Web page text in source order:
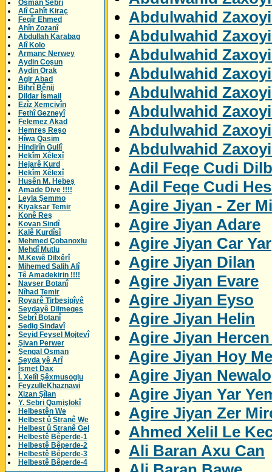
Osman Sebrî
Alî Cahît Kiraç
Feqîr Ehmed
Ahîn Zozanî
Abdullah Karabag
Alî Kolo
Armanc Nerwey
Aydin Coşun
Aydin Orak
Agir Abad
Bihrî Bênij
Dildar Îsmail
Ezîz Xemcivîn
Fethî Gezneyî
Felemez Akad
Hemreş Reşo
Hîwa Qasim
Hindirîn Gullî
Hekîm Xêlexî
Hejarê Kurd
Hekîm Xêlexî
Husên M. Hebeş
Amade Dive !!!!
Leyla Şemmo
Kiyaksar Temir
Konê Reş
Kovan Sindî
Kalê Kurdîsî
Mehmed Çobanoxlu
Mehdî Mutlu
M.Kewê Dilxêrî
Mihemed Salih Alî
Tê Amadekirin !!!!
Navser Botanî
Nîhad Temir
Royarê Tirbesipîyê
Seydayê Dilmeqes
Sebrî Botanî
Sediq Sindavî
Seyid Feysel Mojtevî
Şivan Perwer
Şengal Osman
Seyda yê Arî
Îsmet Dax
Î. Xelîl Şêxmusoglu
FeyzulleKhaznawi
Xizan Şîlan
Y. Sebri Qamişlokî
Helbestên We
Helbest û Stranê We
Helbest û Stranê Gel
Helbestê Bêperde-1
Helbestê Bêperde-2
Helbestê Bêperde-3
Helbestê Bêperde-4
Abdulwahid
Abdulwahid
Abdulwahid
Abdulwahid
Abdulwahid
Abdulwahid
Abdulwahid
Abdulwahid
Adil Feqe Cudi
Adil Feqe Cudi
Agire Jiyan - Zer
Agire Jiyan Adare
Agire Jiyan Car Yar
Agire Jiyan Dilan
Agire Jiyan Evare
Agire Jiyan Eyso
Agire Jiyan Helin
Agire Jiyan
Agire Jiyan Hoy
Agire Jiyan Newalo
Agire Jiyan Yar
Agire Jiyan Zer
Ahmed Xelil Le
Ali Baran Axu Can